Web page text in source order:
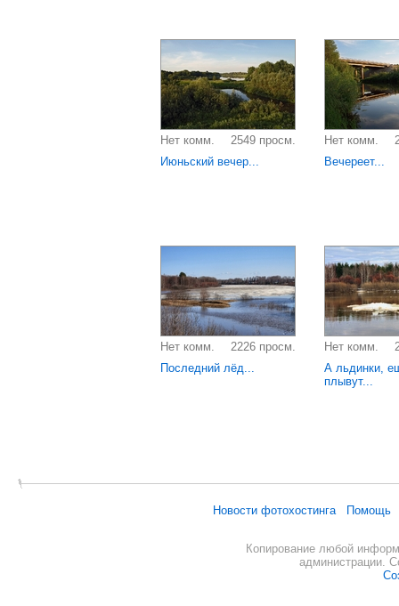
Нет комм.
2549 просм.
Июньский вечер...
Нет комм.
Вечереет...
Нет комм.
2226 просм.
Последний лёд...
Нет комм.
А льдинки,
плывут...
Новости фотохостинга Помощь
Копирование любой
администрации.